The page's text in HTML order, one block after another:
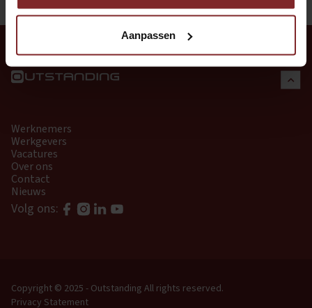
Aanpassen
Werknemers
Werkgevers
Vacatures
Over ons
Contact
Nieuws
Volg ons:
Copyright © 2025 - Outstanding All rights reserved.
Privacy Statement